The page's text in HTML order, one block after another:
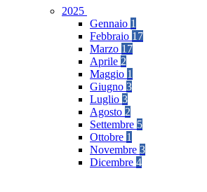
2025
Gennaio 1
Febbraio 17
Marzo 17
Aprile 2
Maggio 1
Giugno 3
Luglio 3
Agosto 2
Settembre 5
Ottobre 1
Novembre 3
Dicembre 4